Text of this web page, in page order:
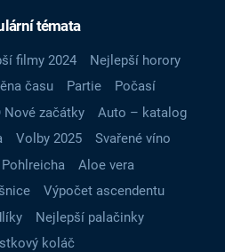
témata
filmy 2024
Nejlepší horory
času Partie
Počasí
Nové začátky
Auto – katalog
Volby 2025
Svařené víno
Aloe vera
Výpočet ascendentu
Nejlepší palačinky
koláč